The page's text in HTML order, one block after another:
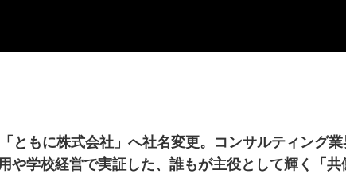
ともに株式会社」へ社名変更。コンサルティング
や学校経営で実証した、誰もが主役として輝く「共